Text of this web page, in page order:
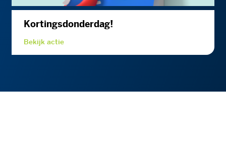
Kortingsdonderdag!
Bekijk actie